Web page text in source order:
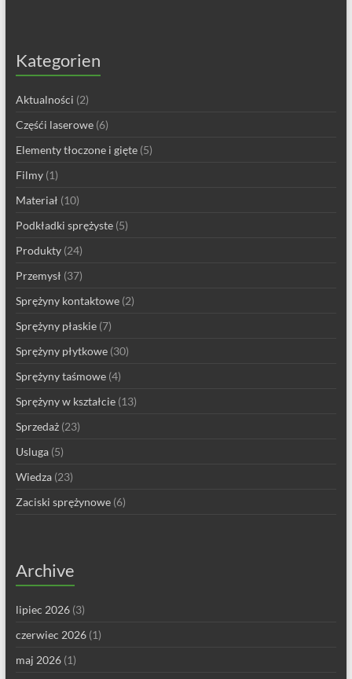
Kategorien
Aktualności (2)
Częśći laserowe(6)
Elementy tłoczone i gięte(5)
Filmy(1)
Materiał (10)
Podkładki sprężyste(5)
Produkty(24)
Przemysł (37)
Sprężyny kontaktowe(2)
Sprężyny płaskie(7)
Sprężyny płytkowe(30)
Sprężyny taśmowe(4)
Sprężyny w kształcie(13)
Sprzedaż(23)
Usluga(5)
Wiedza(23)
Zaciski sprężynowe(6)
Archive
lipiec 2026(3)
czerwiec 2026(1)
maj 2026(1)